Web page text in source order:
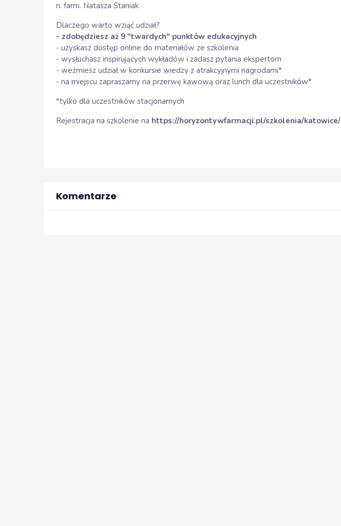
n. farm. Natasza Staniak
Dlaczego warto wziąć udział?
- zdobędziesz aż 9 "twardych" punktów edukacyjnych
- uzyskasz dostęp online do materiałów ze szkolenia
- wysłuchasz inspirujących wykładów i zadasz pytania ekspertom
- weźmiesz udział w konkursie wiedzy z atrakcyjnymi nagrodami*
- na miejscu zapraszamy na przerwę kawową oraz lunch dla uczestników*
*tylko dla uczestników stacjonarnych
Rejestracja na szkolenie na https://horyzontywfarmacji.pl/szkolenia/katowice/
Komentarze